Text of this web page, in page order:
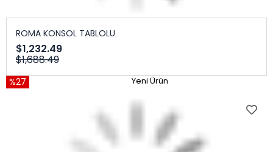
ROMA KONSOL TABLOLU
$1,232.49
$1,688.49
%27 Yeni Ürün